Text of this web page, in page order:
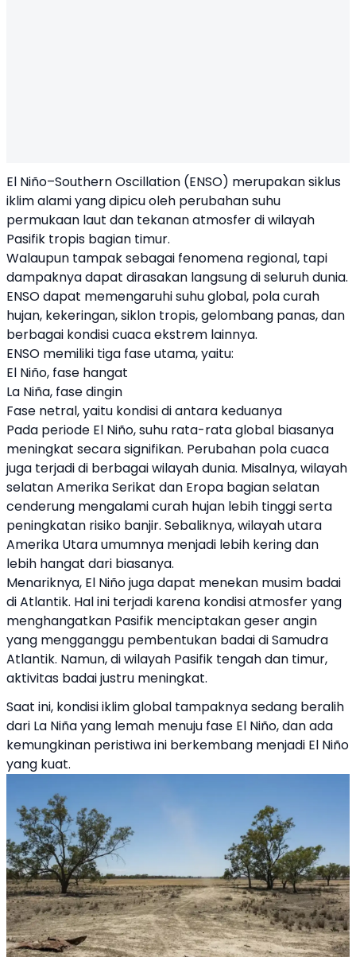
El Niño–Southern Oscillation (ENSO) merupakan siklus
iklim alami yang dipicu oleh perubahan suhu
permukaan laut dan tekanan atmosfer di wilayah
Pasifik tropis bagian timur.
Walaupun tampak sebagai fenomena regional, tapi
dampaknya dapat dirasakan langsung di seluruh dunia.
ENSO dapat memengaruhi suhu global, pola curah
hujan, kekeringan, siklon tropis, gelombang panas, dan
berbagai kondisi cuaca ekstrem lainnya.
ENSO memiliki tiga fase utama, yaitu:
El Niño, fase hangat
La Niña, fase dingin
Fase netral, yaitu kondisi di antara keduanya
Pada periode El Niño, suhu rata-rata global biasanya
meningkat secara signifikan. Perubahan pola cuaca
juga terjadi di berbagai wilayah dunia. Misalnya, wilayah
selatan Amerika Serikat dan Eropa bagian selatan
cenderung mengalami curah hujan lebih tinggi serta
peningkatan risiko banjir. Sebaliknya, wilayah utara
Amerika Utara umumnya menjadi lebih kering dan
lebih hangat dari biasanya.
Menariknya, El Niño juga dapat menekan musim badai
di Atlantik. Hal ini terjadi karena kondisi atmosfer yang
menghangatkan Pasifik menciptakan geser angin
yang mengganggu pembentukan badai di Samudra
Atlantik. Namun, di wilayah Pasifik tengah dan timur,
aktivitas badai justru meningkat.
Saat ini, kondisi iklim global tampaknya sedang beralih
dari La Niña yang lemah menuju fase El Niño, dan ada
kemungkinan peristiwa ini berkembang menjadi El Niño
yang kuat.